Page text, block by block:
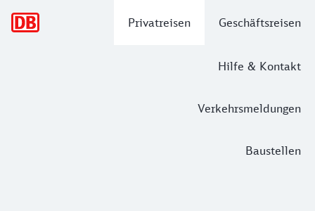
Privatreisen Geschäftsreisen
Hilfe & Kontakt
Verkehrsmeldungen
Baustellen